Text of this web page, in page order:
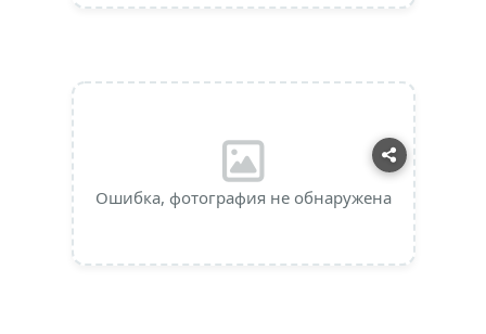
Ошибка, фотография не обнаружена